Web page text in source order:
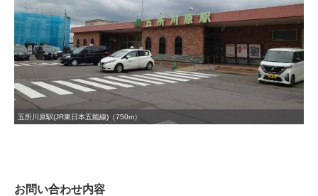
五所川原駅(JR東日本五能線)（750m）
お問い合わせ内容